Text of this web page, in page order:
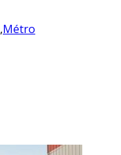
,Métro